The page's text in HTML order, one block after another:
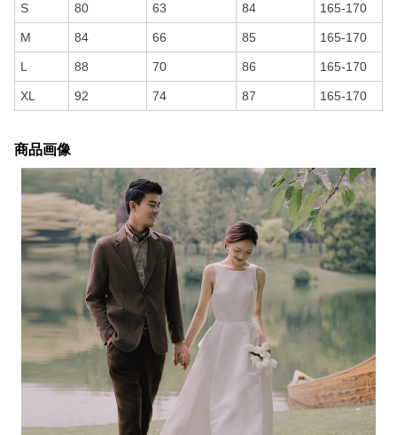
S 80 63 84 165-170
M 84 66 85 165-170
L 88 70 86 165-170
XL 92 74 87 165-170
商品画像